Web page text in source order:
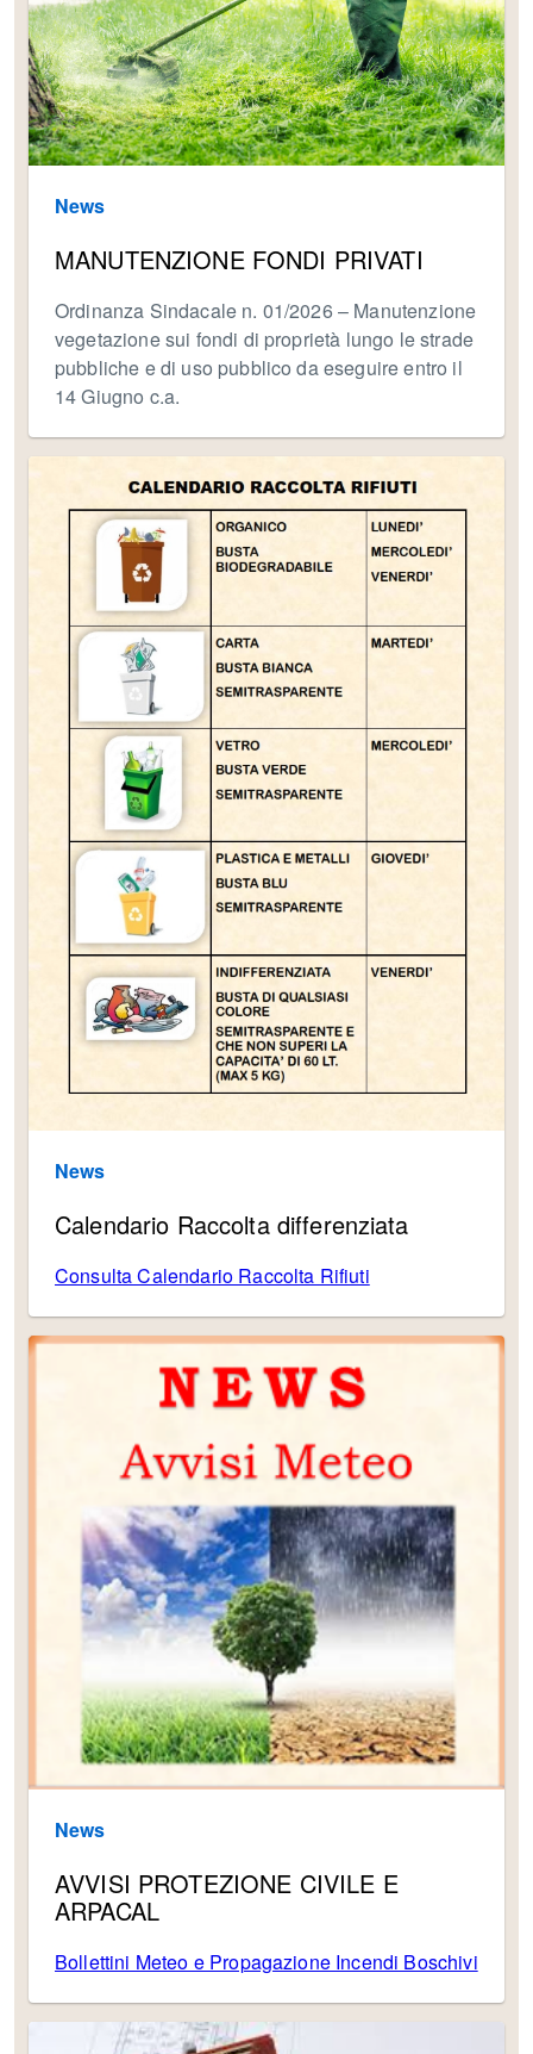
News
MANUTENZIONE FONDI PRIVATI
Ordinanza Sindacale n. 01/2026 – Manutenzione
vegetazione sui fondi di proprietà lungo le strade
pubbliche e di uso pubblico da eseguire entro il
14 Giugno c.a.
News
Calendario Raccolta differenziata
Consulta Calendario Raccolta Rifiuti
News
AVVISI PROTEZIONE CIVILE E
ARPACAL
Bollettini Meteo e Propagazione Incendi Boschivi